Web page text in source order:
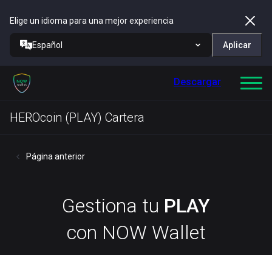
Elige un idioma para una mejor experiencia
Español Aplicar
Descargar
HEROcoin (PLAY) Cartera
Página anterior
Gestiona tu PLAY
con NOW Wallet